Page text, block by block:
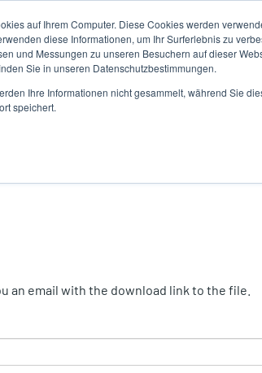
auf Ihrem Computer. Diese Cookies werden
diese Informationen, um Ihr Surferlebnis zu
und Messungen zu unseren Besuchern auf dieser
Sie in unseren Datenschutzbestimmungen.
Ihre Informationen nicht gesammelt, während Sie
speichert.
User
account
menu
Aktuelles &
an email with the download link to the file.